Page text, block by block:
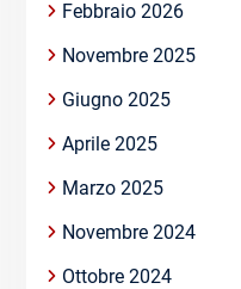
Febbraio 2026
Novembre 2025
Giugno 2025
Aprile 2025
Marzo 2025
Novembre 2024
Ottobre 2024